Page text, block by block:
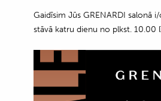
Gaidīsim Jūs GRENARDI salonā
stāvā katru dienu no plkst. 10.00